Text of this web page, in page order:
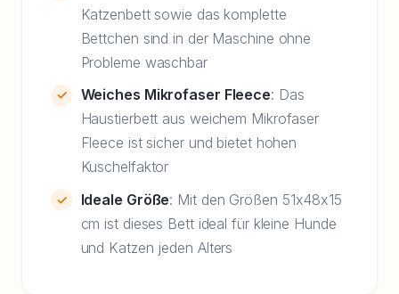
Katzenbett sowie das komplette
Bettchen sind in der Maschine ohne
Probleme waschbar
Weiches Mikrofaser Fleece: Das
Haustierbett aus weichem Mikrofaser
Fleece ist sicher und bietet hohen
Kuschelfaktor
Ideale Größe: Mit den Größen 51x48x15
cm ist dieses Bett ideal für kleine Hunde
und Katzen jeden Alters